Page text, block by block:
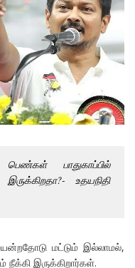
பாதுகாப்பில்
உதயநிதி
மட்டும் இல்லாமல்,
நீக்கி இருக்கிறார்கள்.